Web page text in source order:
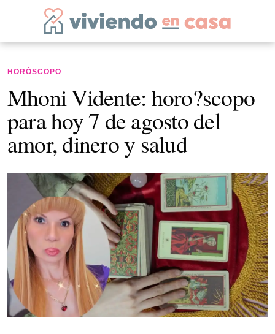
HORÓSCOPO
Mhoni Vidente: horo?scopo
para hoy 7 de agosto del
amor, dinero y salud